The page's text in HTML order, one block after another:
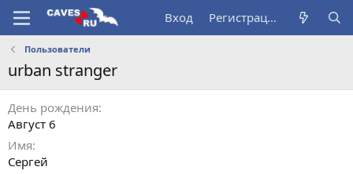
Вход Регистрация
Пользователи
urban stranger
День рождения
Август 6
Имя
Сергей